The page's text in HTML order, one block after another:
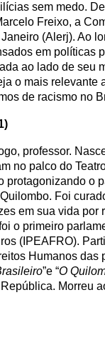
sem medo.
Freixo, a
(Alerj). Ao
em políticas
ao lado de seu
o mais
de racismo no
professor.
no palco do
protagonizando o
Foi
em sua vida
o primeiro
(IPEAFRO).
Humanos
”e “O
Morreu